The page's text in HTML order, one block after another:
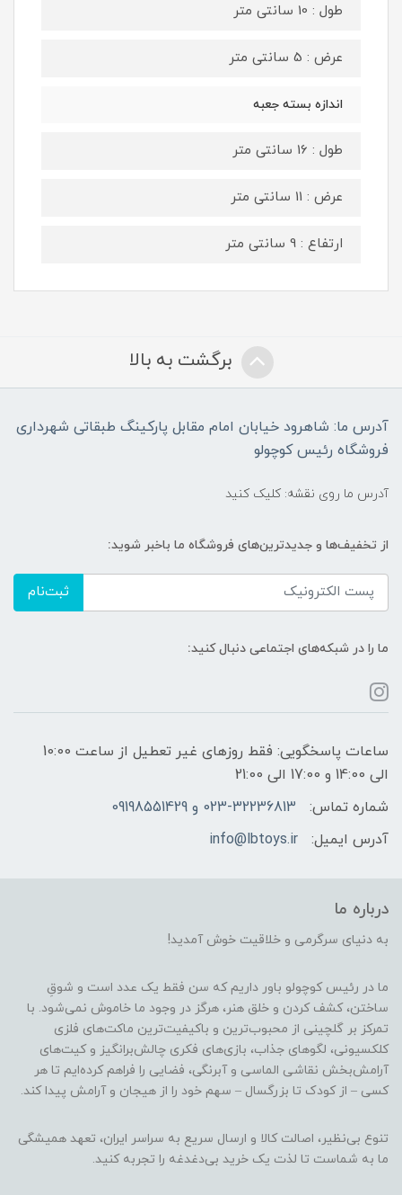
طول : 10 سانتی متر
عرض : 5 سانتی متر
اندازه بسته جعبه
طول : 16 سانتی متر
عرض : 11 سانتی متر
ارتفاع : 9 سانتی متر
برگشت به بالا
آدرس ما: شاهرود خیابان امام مقابل پارکینگ طبقاتی شهرداری
فروشگاه رئیس کوچولو
آدرس ما روی نقشه: کلیک کنید
از تخفیف‌ها و جدیدترین‌های فروشگاه ما باخبر شوید:
ثبت‌نام
ما را در شبکه‌های اجتماعی دنبال کنید:
ساعات پاسخگویی: فقط روزهای غیر تعطیل از ساعت 10:00
الی 14:00 و 17:00 الی 21:00
شماره تماس:
023-32236813 و 09198551429
آدرس ایمیل:
info@lbtoys.ir
درباره ما
به دنیای سرگرمی و خلاقیت خوش آمدید!
ما در رئیس کوچولو باور داریم که سن فقط یک عدد است و شوقِ
ساختن، کشف کردن و خلق هنر، هرگز در وجود ما خاموش نمی‌شود. با
تمرکز بر گلچینی از محبوب‌ترین و باکیفیت‌ترین ماکت‌های فلزی
کلکسیونی، لگوهای جذاب، بازی‌های فکری چالش‌برانگیز و کیت‌های
آرامش‌بخش نقاشی الماسی و آبرنگی، فضایی را فراهم کرده‌ایم تا هر
کسی – از کودک تا بزرگسال – سهم خود را از هیجان و آرامش پیدا کند.
تنوع بی‌نظیر، اصالت کالا و ارسال سریع به سراسر ایران، تعهد همیشگی
ما به شماست تا لذت یک خرید بی‌دغدغه را تجربه کنید.